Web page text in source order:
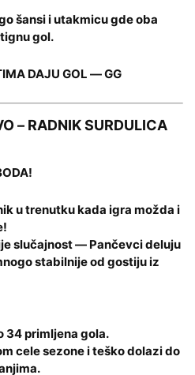
šansi i utakmicu gde oba
gol.
DAJU GOL — GG
– RADNIK SURDULICA
u trenutku kada igra možda i
slučajnost — Pančevci deluju
stabilnije od gostiju iz
34 primljena gola.
cele sezone i teško dolazi do